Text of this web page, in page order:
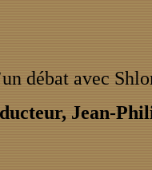
débat avec
Jean-